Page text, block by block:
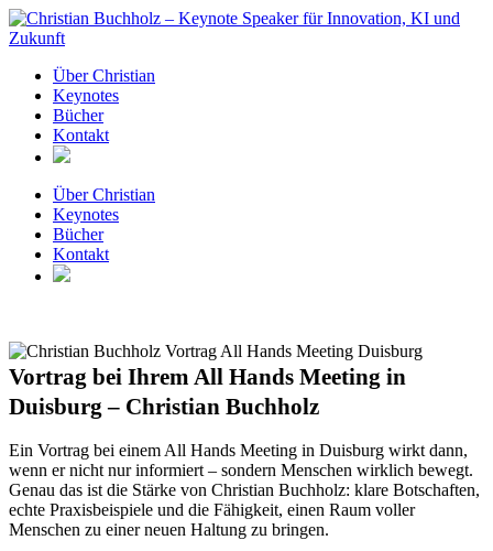
Zum
Inhalt
Über Christian
Keynotes
Bücher
Kontakt
Über Christian
Keynotes
Bücher
Kontakt
Vortrag bei Ihrem All Hands Meeting in
Duisburg – Christian Buchholz
Ein Vortrag bei einem All Hands Meeting in Duisburg wirkt dann,
wenn er nicht nur informiert – sondern Menschen wirklich bewegt.
Genau das ist die Stärke von Christian Buchholz: klare Botschaften,
echte Praxisbeispiele und die Fähigkeit, einen Raum voller
Menschen zu einer neuen Haltung zu bringen.